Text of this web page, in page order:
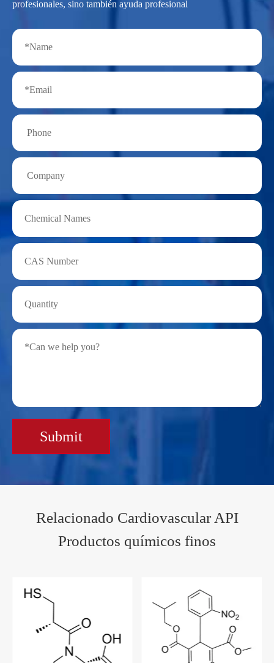
profesionales, sino también ayuda profesional
Submit
Relacionado Cardiovascular API
Productos químicos finos